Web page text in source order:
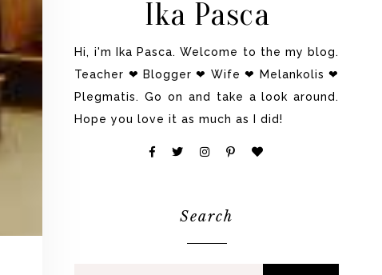
Ika Pasca
Hi, i'm Ika Pasca. Welcome to the my blog.
Teacher ❤ Blogger ❤ Wife ❤ Melankolis ❤
Plegmatis. Go on and take a look around.
Hope you love it as much as I did!
Search